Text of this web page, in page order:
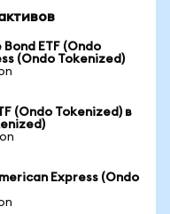
ETF (Ondo
(Ondo Tokenized)
(Ondo Tokenized) в
Express (Ondo